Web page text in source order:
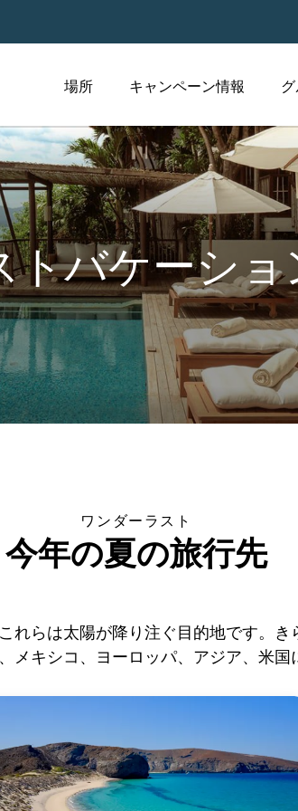
場所 キャンペーン情報
トバケーショ
ワンダーラスト
今年の夏の旅行先
らは太陽が降り注ぐ目的地です。き
キシコ、ヨーロッパ、アジア、米国